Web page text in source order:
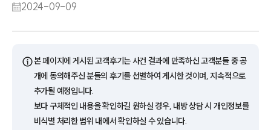
2024-09-09
ⓘ본 페이지에 게시된 고객후기는 사건 결과에 만족하신 고객분들 중 공
개에 동의해주신 분들의 후기를 선별하여 게시한 것이며, 지속적으로
추가될 예정입니다.
보다 구체적인 내용을 확인하길 원하실 경우, 내방 상담 시 개인정보를
비식별 처리한 범위 내에서 확인하실 수 있습니다.